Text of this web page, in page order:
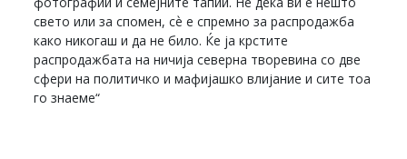
свето или за спомен, сѐ е спремно за распродажба
како никогаш и да не било. Ќе ја крстите
распродажбата на ничија северна творевина со две
сфери на политичко и мафијашко влијание и сите тоа
го знаеме“